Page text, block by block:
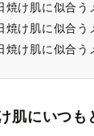
焼け肌に似合
焼け肌に似合
焼け肌に似合
肌にいつも